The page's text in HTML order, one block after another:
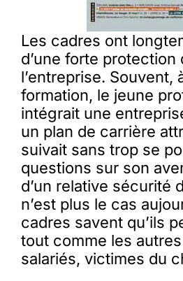
Les cadres ont
d’une forte protection
l’entreprise. Souvent,
formation, le jeune
intégrait une
un plan de carrière
suivait sans trop se
questions sur son
d’un relative sécurité
n’est plus le cas
cadres savent qu’ils
tout comme les
salariés, victimes du